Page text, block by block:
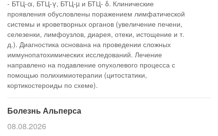
- БТЦ-α, БТЦ-γ, БТЦ-µ и БТЦ- δ. Клинические
проявления обусловлены поражением лимфатической
системы и кроветворных органов (увеличение печени,
селезенки, лимфоузлов, диарея, отеки, истощение и т.
д.). Диагностика основана на проведении сложных
иммунопатохимических исследований. Лечение
направлено на подавление опухолевого процесса с
помощью полихимиотерапии (цитостатики,
кортикостероиды по схеме).
Болезнь Альперса
08.08.2026